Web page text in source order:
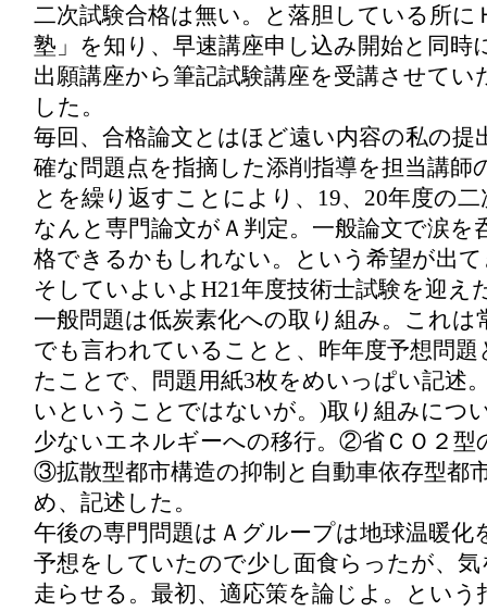
二次試験合格は無い。と落胆している所に
塾」を知り、早速講座申し込み開始と同時
出願講座から筆記試験講座を受講させて
した。
毎回、合格論文とはほど遠い内容の私の提
確な問題点を指摘した添削指導を担当講師
とを繰り返すことにより、19、20年度の
なんと専門論文がＡ判定。一般論文で涙を
格できるかもしれない。という希望が出
そしていよいよH21年度技術士試験を迎え
一般問題は低炭素化への取り組み。これは
でも言われていることと、昨年度予想問
たことで、問題用紙3枚をめいっぱい記述
いということではないが。)取り組みにつ
少ないエネルギーへの移行。②省ＣＯ２型
③拡散型都市構造の抑制と自動車依存型都
め、記述した。
午後の専門問題はＡグループは地球温暖化
予想をしていたので少し面食らったが、
走らせる。最初、適応策を論じよ。とい